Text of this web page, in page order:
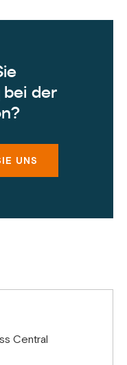
der
UNS
Central